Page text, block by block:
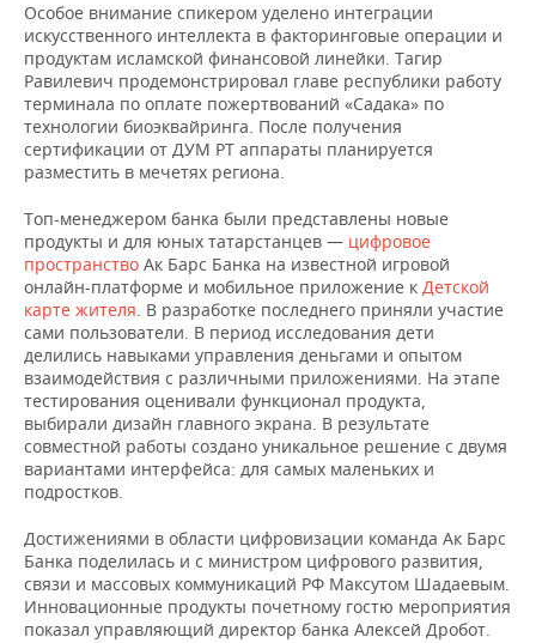
ФИГУРНОЕ КАТАНИЕ
ВОДНЫЕ ВИДЫ СПОРТА
ХОККЕЙ С МЯЧОМ
МЕДИЦИНА
ОБРАЗОВАНИЕ
ПРОИСШЕСТВИЯ
Особое внимание спикером уделено интеграции
искусственного интеллекта в факторинговые операции и
продуктам исламской финансовой линейки. Тагир
Равилевич продемонстрировал главе республики работу
терминала по оплате пожертвований «Садака» по
технологии биоэквайринга. После получения
сертификации от ДУМ РТ аппараты планируется
разместить в мечетях региона.
Топ-менеджером банка были представлены новые
продукты и для юных татарстанцев — цифровое
пространство Ак Барс Банка на известной игровой
онлайн-платформе и мобильное приложение к Детской
карте жителя. В разработке последнего приняли участие
сами пользователи. В период исследования дети
делились навыками управления деньгами и опытом
взаимодействия с различными приложениями. На этапе
тестирования оценивали функционал продукта,
выбирали дизайн главного экрана. В результате
совместной работы создано уникальное решение с двумя
вариантами интерфейса: для самых маленьких и
подростков.
Достижениями в области цифровизации команда Ак Барс
Банка поделилась и с министром цифрового развития,
связи и массовых коммуникаций РФ Максутом Шадаевым.
Инновационные продукты почетному гостю мероприятия
показал управляющий директор банка Алексей Дробот.